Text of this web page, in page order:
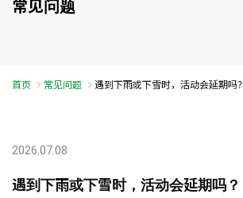
常见问题
首页 常见问题 遇到下雨或下雪时，活动会延期吗？
2026.07.08
遇到下雨或下雪时，活动会延期吗？